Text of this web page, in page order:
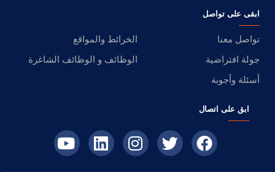
ابقى على تواصل
تواصل معنا
الخرائط والمواقع
جولة افتراضية
الوظائف و الوظائف الشاغرة
أسئلة وأجوبة
ابق على اتصال